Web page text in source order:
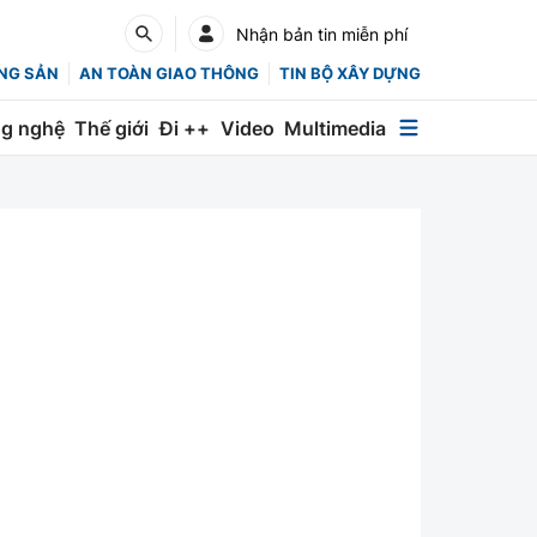
Nhận bản tin miễn phí
SẢN AN TOÀN GIAO THÔNG TIN BỘ XÂY DỰNG
nghệ Thế giới Đi ++ Video Multimedia